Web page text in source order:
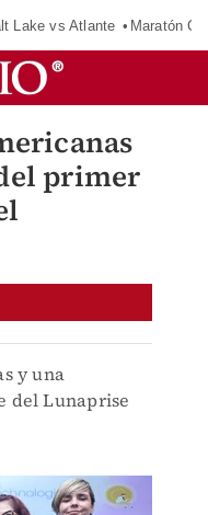
Lake vs Atlante Maratón
primer
y una
del Lunaprise